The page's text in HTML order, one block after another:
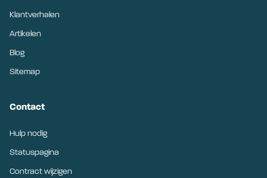
Klantverhalen
Artikelen
Blog
Sitemap
Contact
Hulp nodig
Statuspagina
Contract wijzigen